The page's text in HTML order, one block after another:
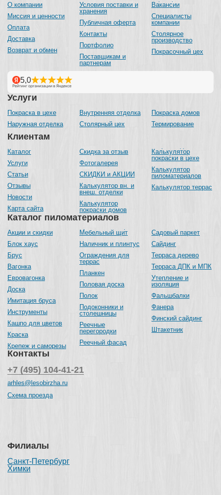
О компании
Миссия и ценности
Оплата
Доставка
Возврат и обмен
Условия поставки и
хранения
Публичная оферта
Контакты
Портфолио
Поставщикам и
партнерам
Вакансии
Специалисты
компании
Столярное
производство
Покрасочный цех
Каталог пиломатериалов
Акции и скидки
Блок хаус
Брус
Вагонка
Евровагонка
Доска
Имитация бруса
Инструменты
Кашпо для цветов
Краска
Крепеж и саморезы
Мебельный щит
Наличник и плинтус
Ограждения для
террас
Планкен
Половая доска
Полок
Подоконники и
столешницы
Реечные
перегородки
Реечный фасад
Садовый паркет
Сайдинг
Терраса дерево
Терраса ДПК и МПК
Утепление и
изоляция
Фальшбалки
Фанера
Финский сайдинг
Штакетник
Услуги
Покраска в цехе
Наружная отделка
Внутренняя отделка
Столярный цех
Покраска домов
Термирование
Клиентам
Каталог
Услуги
Статьи
Отзывы
Новости
Карта сайта
Скидка за отзыв
Фотогалерея
СКИДКИ и АКЦИИ
Калькулятор вн. и
внеш. отделки
Калькулятор
покраски домов
Калькулятор
покраски в цехе
Калькулятор
пиломатериалов
Калькулятор террас
Контакты
+7 (495) 104-41-21
arhles@lesobirzha.ru
Схема проезда
Филиалы
Санкт-Петербург
Химки